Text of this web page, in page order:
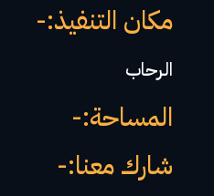
مكان التنفيذ:-
الرحاب
المساحة:-
شارك معنا:-